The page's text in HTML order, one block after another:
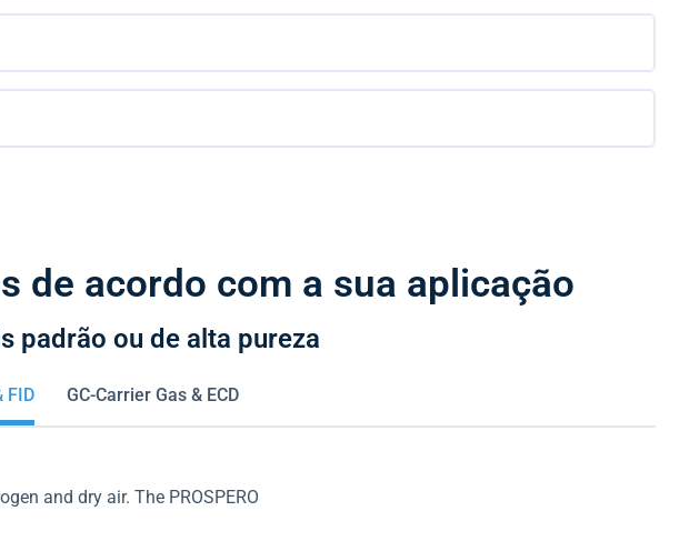
de acordo com a sua aplicação
padrão ou de alta pureza
FID GC-Carrier Gas & ECD
and dry air. The PROSPERO